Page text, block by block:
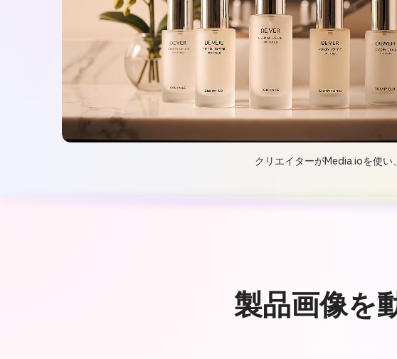
クリエイターがMedia.ioを使い
製品画像を